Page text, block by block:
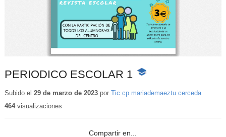
PERIODICO ESCOLAR 1
-
educativo
Subido el 29 de marzo de 2023por Tic cp mariademaeztu cerceda
464visualizaciones